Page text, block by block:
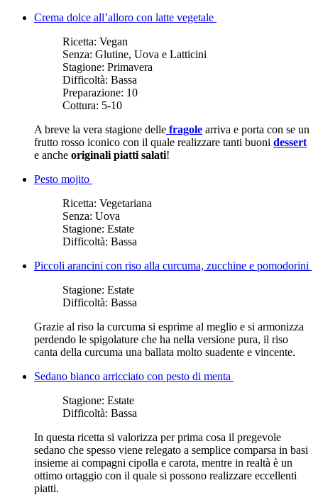
Crema dolce all’alloro con latte vegetale
Ricetta: Vegan
Senza: Glutine, Uova e Latticini
Stagione: Primavera
Difficoltà: Bassa
Preparazione: 10
Cottura: 5-10
A breve la vera stagione delle fragole arriva e porta con se un
frutto rosso iconico con il quale realizzare tanti buoni dessert
e anche originali piatti salati!
Pesto mojito
Ricetta: Vegetariana
Senza: Uova
Stagione: Estate
Difficoltà: Bassa
Piccoli arancini con riso alla curcuma, zucchine e pomodorini
Stagione: Estate
Difficoltà: Bassa
Grazie al riso la curcuma si esprime al meglio e si armonizza
perdendo le spigolature che ha nella versione pura, il riso
canta della curcuma una ballata molto suadente e vincente.
Sedano bianco arricciato con pesto di menta
Stagione: Estate
Difficoltà: Bassa
In questa ricetta si valorizza per prima cosa il pregevole
sedano che spesso viene relegato a semplice comparsa in basi
insieme ai compagni cipolla e carota, mentre in realtà è un
ottimo ortaggio con il quale si possono realizzare eccellenti
piatti.